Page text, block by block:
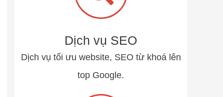
Dịch vụ SEO
Dịch vụ tối ưu website, SEO từ khoá lên
top Google.